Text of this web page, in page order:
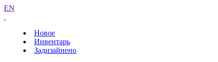
EN
Новое
Инвентарь
Задизайнено